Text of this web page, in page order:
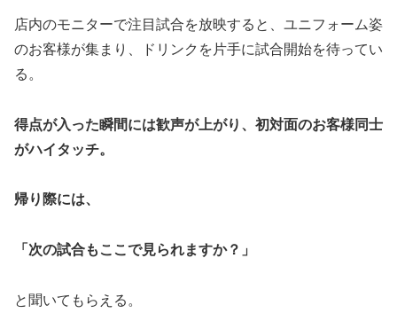
店内のモニターで注目試合を放映すると、ユニフォーム姿
のお客様が集まり、ドリンクを片手に試合開始を待ってい
る。
得点が入った瞬間には歓声が上がり、初対面のお客様同士
がハイタッチ。
帰り際には、
「次の試合もここで見られますか？」
と聞いてもらえる。